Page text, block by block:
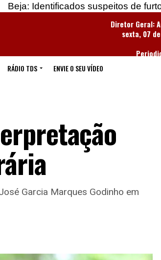
suspeitos de furto em
Diretor Geral:
sexta, 07
RÁDIO TDS ENVIE O SEU VÍDEO
Garcia Marques Godinho em